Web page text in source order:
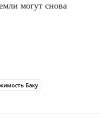
могут снова
Баку